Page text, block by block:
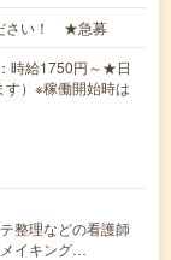
さい！ ★急募
時給1750円～★日
）※稼働開始時は
整理などの看護師
イキング…